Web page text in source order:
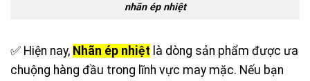
nhãn ép nhiệt
✅ Hiện nay, Nhãn ép nhiệt là dòng sản phẩm được ưa
chuộng hàng đầu trong lĩnh vực may mặc. Nếu bạn